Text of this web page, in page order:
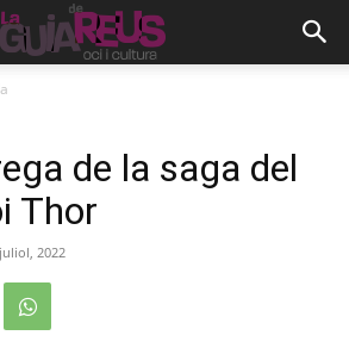
de la saga del
Thor
2022